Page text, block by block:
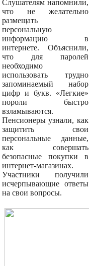
Слушателям напомнили,
что не желательно
размещать
персональную
информацию в
интернете. Объяснили,
что для паролей
необходимо
использовать трудно
запоминаемый набор
цифр и букв. «Легкие»
пороли быстро
взламываются.
Пенсионеры узнали, как
защитить свои
персональные данные,
как совершать
безопасные покупки в
интернет-магазинах.
Участники получили
исчерпывающие ответы
на свои вопросы.